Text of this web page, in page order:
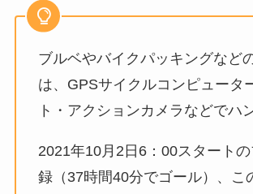
ブルベやバイクパッキングなど
は、GPSサイクルコンピュータ
ト・アクションカメラなどでハ
2021年10月2日6：00スタート
録（37時間40分でゴール）、こ